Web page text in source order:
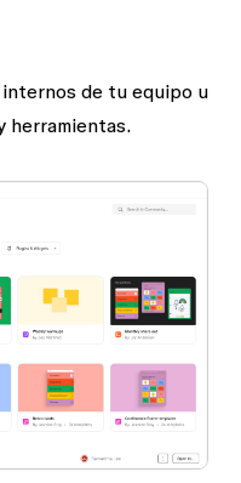
de tu equipo u
herramientas.